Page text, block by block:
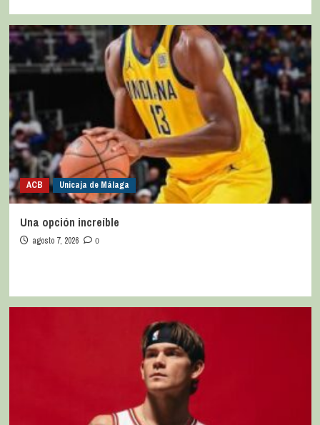
ACB Unicaja de Málaga
Una opción increíble
agosto 7, 2026 0